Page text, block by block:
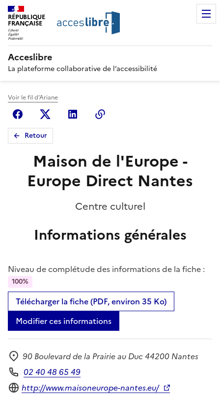
RÉPUBLIQUE
FRANÇAISE
Acceslibre
La plateforme collaborative de l’accessibilité
Voir le fil d'Ariane
FacebookX (anciennement Twitter)
Linkedin
Retour
Maison de l'Europe -
Europe Direct Nantes
Centre culturel
Informations générales
Niveau de complétude des informations de la fiche :
100%
Télécharger la fiche (PDF, environ 35 Ko)
Modifier ces informations
Adresse
90 Boulevard de la Prairie au Duc 44200 Nantes
Téléphone
02 40 48 65 49
Site internet
http://www.maisoneurope-nantes.eu/